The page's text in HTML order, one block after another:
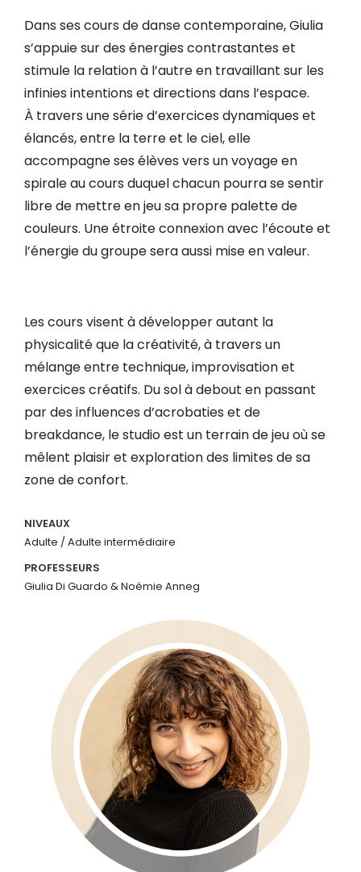
Dans ses cours de danse contemporaine, Giulia
s’appuie sur des énergies contrastantes et
stimule la relation à l’autre en travaillant sur les
infinies intentions et directions dans l’espace.
À travers une série d’exercices dynamiques et
élancés, entre la terre et le ciel, elle
accompagne ses élèves vers un voyage en
spirale au cours duquel chacun pourra se sentir
libre de mettre en jeu sa propre palette de
couleurs. Une étroite connexion avec l’écoute et
l’énergie du groupe sera aussi mise en valeur.
Les cours visent à développer autant la
physicalité que la créativité, à travers un
mélange entre technique, improvisation et
exercices créatifs. Du sol à debout en passant
par des influences d’acrobaties et de
breakdance, le studio est un terrain de jeu où se
mêlent plaisir et exploration des limites de sa
zone de confort.
NIVEAUX
Adulte / Adulte intermédiaire
PROFESSEURS
Giulia Di Guardo & Noémie Anneg